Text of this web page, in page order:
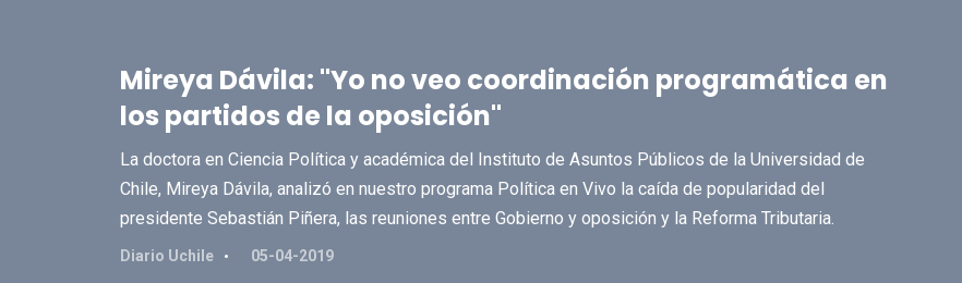
Mireya Dávila: "Yo no veo coordinación programática en
los partidos de la oposición"
La doctora en Ciencia Política y académica del Instituto de Asuntos Públicos de la Universidad de
Chile, Mireya Dávila, analizó en nuestro programa Política en Vivo la caída de popularidad del
presidente Sebastián Piñera, las reuniones entre Gobierno y oposición y la Reforma Tributaria.
Diario Uchile 05-04-2019